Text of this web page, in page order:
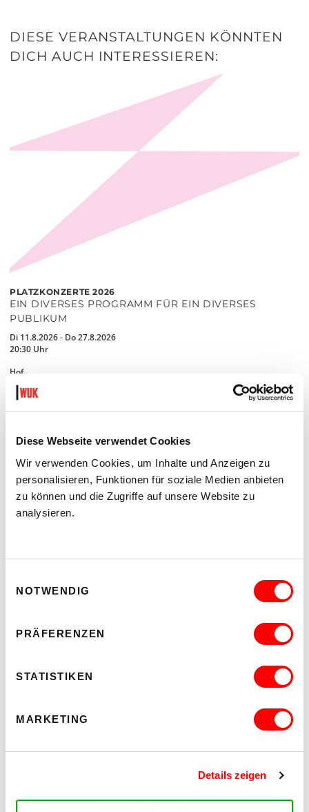
Diese Webseite verwendet Cookies
Wir verwenden Cookies, um Inhalte und Anzeigen zu
personalisieren, Funktionen für soziale Medien anbieten
zu können und die Zugriffe auf unsere Website zu
analysieren.
NOTWENDIG
PRÄFERENZEN
STATISTIKEN
MARKETING
Details zeigen
DIESE VERANSTALTUNGEN KÖNNTEN
DICH AUCH INTERESSIEREN:
PLATZKONZERTE 2026
EIN DIVERSES PROGRAMM FÜR EIN DIVERSES
PUBLIKUM
Di 11.8.2026 - Do 27.8.2026
20:30 Uhr
Hof
PLATZKONZERTE 2026
Hof